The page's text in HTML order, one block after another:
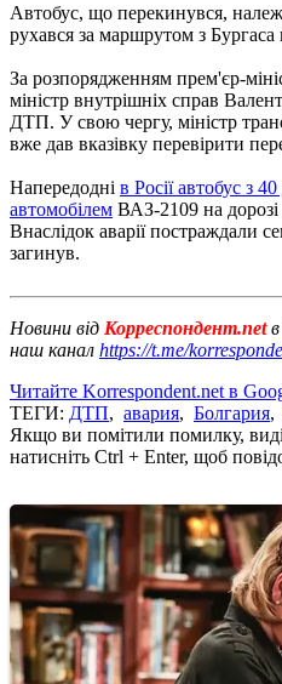
Автобус, що перекинувся,
рухався за маршрутом з
За розпорядженням прем'єр-
міністр внутрішніх справ
ДТП. У свою чергу, міністр
вже дав вказівку перевірити
Напередодні в Росії автобус з
автомобілем ВАЗ-2109 на
Внаслідок аварії постраждали
загинув.
Новини від Корреспондент.net
наш канал https://t.me/
Читайте Korrespondent.net в
ТЕГИ: ДТП, авария, Болгария,
Якщо ви помітили помилку,
натисніть Ctrl + Enter, щоб